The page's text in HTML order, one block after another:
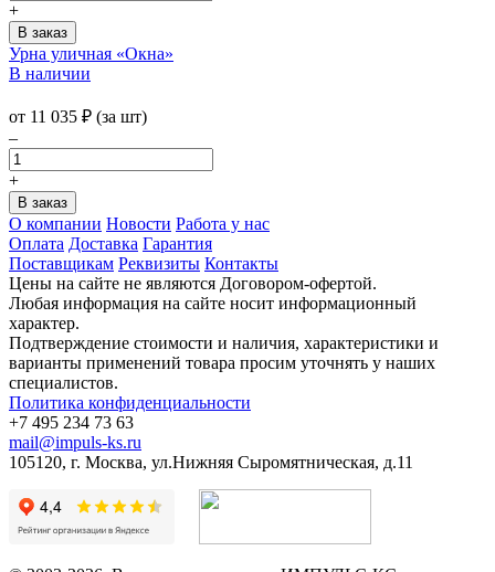
+
Урна уличная «Окна»
В наличии
от 11 035 ₽ (за шт)
–
+
О компании Новости Работа у нас
Оплата Доставка Гарантия
Поставщикам Реквизиты Контакты
Цены на сайте не являются Договором-офертой.
Любая информация на сайте носит информационный
характер.
Подтверждение стоимости и наличия, характеристики и
варианты применений товара просим уточнять у наших
специалистов.
Политика конфиденциальности
+7 495 234 73 63
mail@impuls-ks.ru
105120, г. Москва, ул.Нижняя Сыромятническая, д.11